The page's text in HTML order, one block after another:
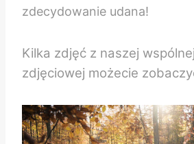
zdecydowanie udana!
Kilka zdjęć z naszej
zdjęciowej możecie